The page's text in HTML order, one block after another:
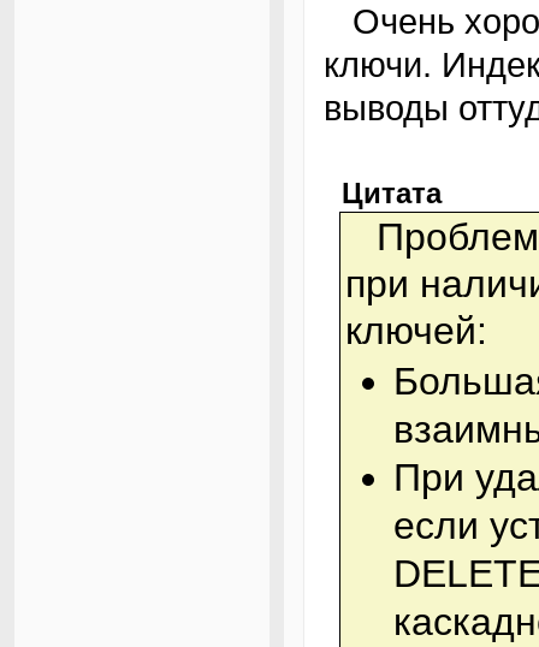
Очень хорошая статья на эту тему: «Внешние
ключи.
выводы
Цитата
Проблемы, которые могут возникнуть
при
ключей:
При
если